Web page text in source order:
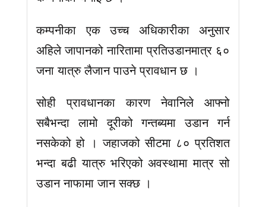
कम्पनीका एक उच्च अधिकारीका अनुसार
अहिले जापानको नारितामा प्रतिउडानमात्र ६०
जना यात्रु लैजान पाउने प्रावधान छ ।
सोही प्रावधानका कारण नेवानिले आफ्नो
सबैभन्दा लामो दूरीको गन्तब्यमा उडान गर्न
नसकेको हो । जहाजको सीटमा ८० प्रतिशत
भन्दा बढी यात्रु भरिएको अवस्थामा मात्र सो
उडान नाफामा जान सक्छ ।